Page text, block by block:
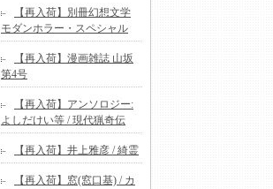
【再入荷】別冊幻想文学
モダンホラー・スペシャル
【再入荷】漫画雑誌 山坂
第4号
【再入荷】アンソロジー:
よしだけい等 / 現代猟奇伝
【再入荷】井上雅彦 / 綺霊
【再入荷】窓(窓口基) / カ